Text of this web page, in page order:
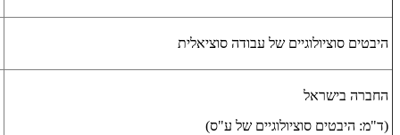
היבטים סוציולוגיים של עבודה סוציאלית
החברה בישראל
(ד"מ: היבטים סוציולוגיים של ע"ס)